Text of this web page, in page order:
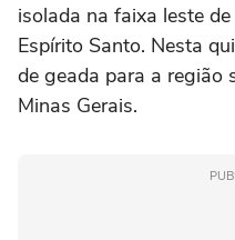
isolada na faixa leste
Espírito Santo. Nesta
de geada para a região
Minas Gerais.